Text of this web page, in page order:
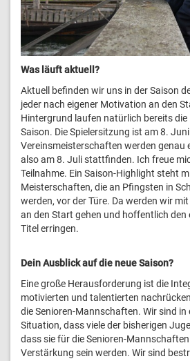
Was läuft aktuell?
Aktuell befinden wir uns in der Saison
jeder nach eigener Motivation an den
Hintergrund laufen natürlich bereits die
Saison. Die Spielersitzung ist am 8.
Vereinsmeisterschaften werden genau
also am 8. Juli stattfinden. Ich freue
Teilnahme. Ein Saison-Highlight steht
Meisterschaften, die an Pfingsten in
werden, vor der Türe. Da werden wir
an den Start gehen und hoffentlich den
Titel erringen.
Dein Ausblick auf die neue Saison?
Eine große Herausforderung ist die
motivierten und talentierten
die Senioren-Mannschaften. Wir sind in
Situation, dass viele der bisherigen
dass sie für die Senioren-
Verstärkung sein werden. Wir sind